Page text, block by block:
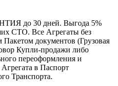
до 30 дней. Выгода 5%
СТО. Все Агрегаты без
документов (Грузовая
Купли-продажи либо
переоформления и
в Паспорт
Транспорта.